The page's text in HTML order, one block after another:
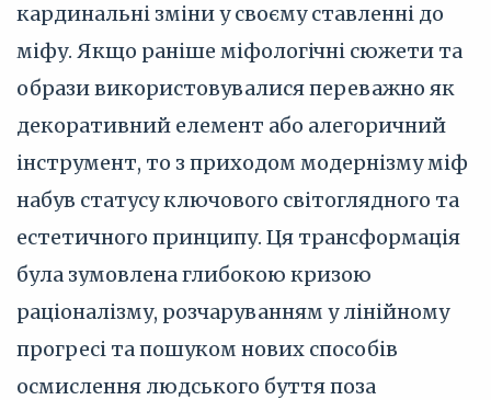
кардинальні зміни у своєму ставленні до
міфу. Якщо раніше міфологічні сюжети та
образи використовувалися переважно як
декоративний елемент або алегоричний
інструмент, то з приходом модернізму міф
набув статусу ключового світоглядного та
естетичного принципу. Ця трансформація
була зумовлена глибокою кризою
раціоналізму, розчаруванням у лінійному
прогресі та пошуком нових способів
осмислення людського буття поза